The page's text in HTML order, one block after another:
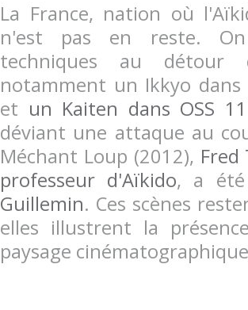
La France, nation où
n'est pas en reste. On
techniques au détour
notamment un Ikkyo dans
et un Kaiten dans OSS
déviant une attaque au
Méchant Loup (2012),
professeur d'Aïkido, a
Guillemin. Ces scènes
elles illustrent la
paysage